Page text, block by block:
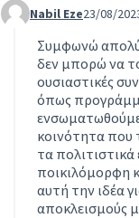
Comment 4
Nabil Eze23/08/
Συμφωνώ
δεν μπορώ να
ουσιαστικές
όπως
ενσωματωθούμε
κοινότητα που
τα
ποικιλόμορφη
αυτή την ιδέα
αποκλεισμούς